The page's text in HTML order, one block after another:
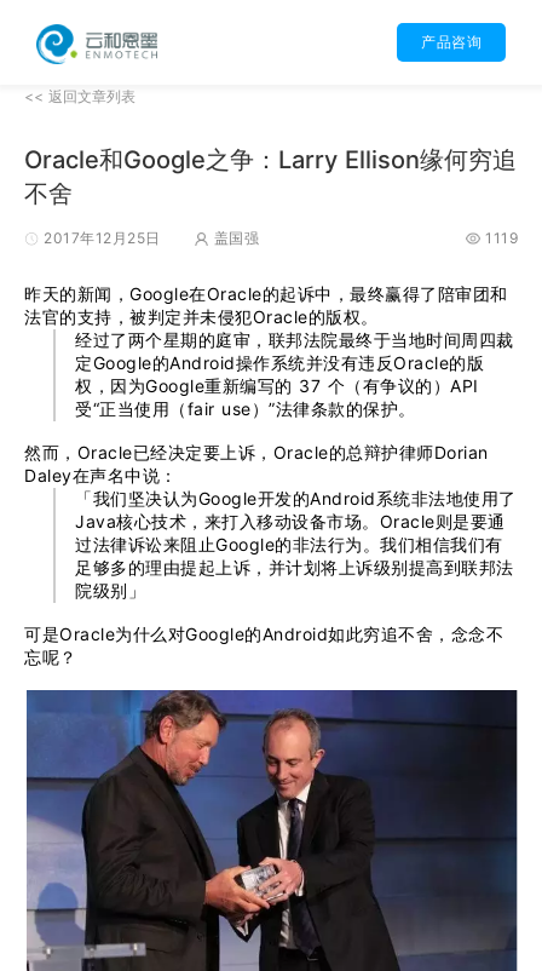
产品咨询
<< 返回文章列表
Oracle和Google之争：Larry Ellison缘何穷追
不舍
2017年12月25日 盖国强 1119
昨天的新闻，Google在Oracle的起诉中，最终赢得了陪审团和
法官的支持，被判定并未侵犯Oracle的版权。
经过了两个星期的庭审，联邦法院最终于当地时间周四裁
定Google的Android操作系统并没有违反Oracle的版
权，因为Google重新编写的 37 个（有争议的）API
受“正当使用（fair use）”法律条款的保护。
然而，Oracle已经决定要上诉，Oracle的总辩护律师Dorian
Daley在声名中说：
「我们坚决认为Google开发的Android系统非法地使用了
Java核心技术，来打入移动设备市场。Oracle则是要通
过法律诉讼来阻止Google的非法行为。我们相信我们有
足够多的理由提起上诉，并计划将上诉级别提高到联邦法
院级别」
可是Oracle为什么对Google的Android如此穷追不舍，念念不
忘呢？